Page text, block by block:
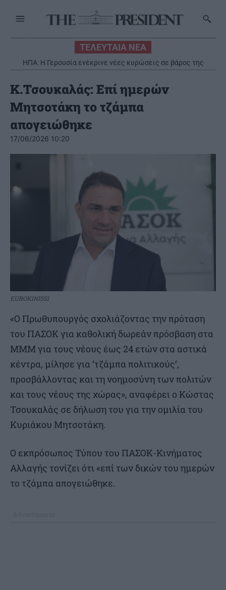
ΤΕΛΕΥΤΑΙΑ ΝΕΑ
ΗΠΑ: Η Γερουσία ενέκρινε νέες κυρώσεις σε βάρος της
Ρωσίας
Κ.Τσουκαλάς: Επί ημερών
Μητσοτάκη το τζάμπα
απογειώθηκε
17/06/2026 10:20
EUROKINISSI
«Ο Πρωθυπουργός σχολιάζοντας την πρόταση
του ΠΑΣΟΚ για καθολική δωρεάν πρόσβαση στα
ΜΜΜ για τους νέους έως 24 ετών στα αστικά
κέντρα, μίλησε για ‘τζάμπα πολιτικούς’,
προσβάλλοντας και τη νοημοσύνη των πολιτών
και τους νέους της χώρας», αναφέρει ο Κώστας
Τσουκαλάς σε δήλωση του για την ομιλία του
Κυριάκου Μητσοτάκη.
Ο εκπρόσωπος Τύπου του ΠΑΣΟΚ-Κινήματος
Αλλαγής τονίζει ότι «επί των δικών του ημερών
το τζάμπα απογειώθηκε.